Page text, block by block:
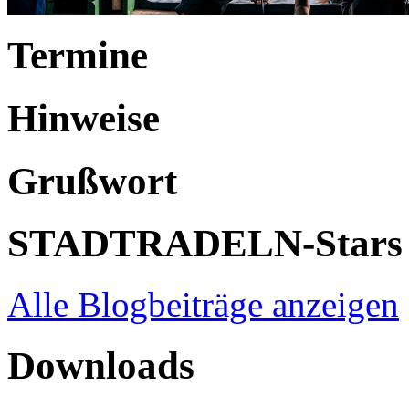
Termine
Hinweise
Grußwort
STADTRADELN-Stars
Alle Blogbeiträge anzeigen
Downloads